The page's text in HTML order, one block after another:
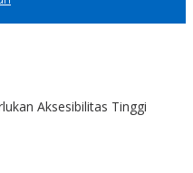
Aksesibilitas Tinggi